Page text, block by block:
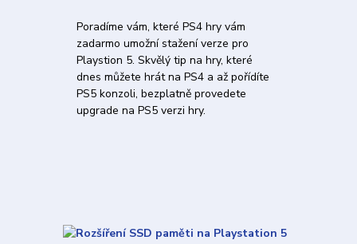
Poradíme vám, které PS4 hry vám
zadarmo umožní stažení verze pro
Playstion 5. Skvělý tip na hry, které
dnes můžete hrát na PS4 a až pořídíte
PS5 konzoli, bezplatně provedete
upgrade na PS5 verzi hry.